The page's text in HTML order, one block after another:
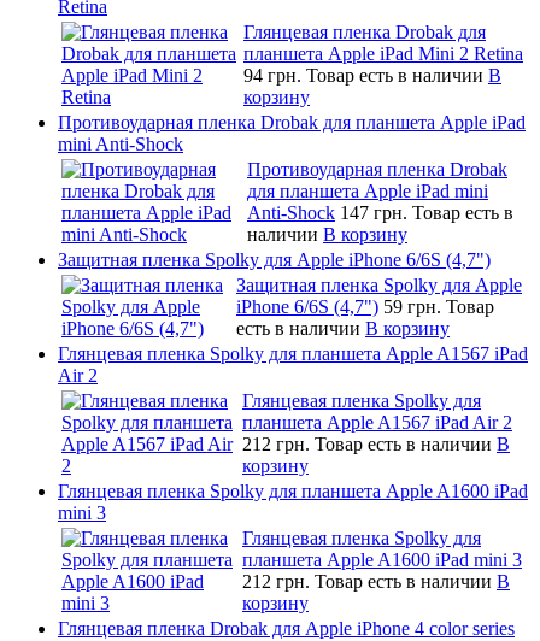
Retina
Глянцевая пленка Drobak для
планшета Apple iPad Mini 2 Retina
94 грн. Товар есть в наличии В
корзину
Противоударная пленка Drobak для планшета Apple iPad
mini Anti-Shock
Противоударная пленка Drobak
для планшета Apple iPad mini
Anti-Shock 147 грн. Товар есть в
наличии В корзину
Защитная пленка Spolky для Apple iPhone 6/6S (4,7")
Защитная пленка Spolky для Apple
iPhone 6/6S (4,7") 59 грн. Товар
есть в наличии В корзину
Глянцевая пленка Spolky для планшета Apple A1567 iPad
Air 2
Глянцевая пленка Spolky для
планшета Apple A1567 iPad Air 2
212 грн. Товар есть в наличии В
корзину
Глянцевая пленка Spolky для планшета Apple A1600 iPad
mini 3
Глянцевая пленка Spolky для
планшета Apple A1600 iPad mini 3
212 грн. Товар есть в наличии В
корзину
Глянцевая пленка Drobak для Apple iPhone 4 color series